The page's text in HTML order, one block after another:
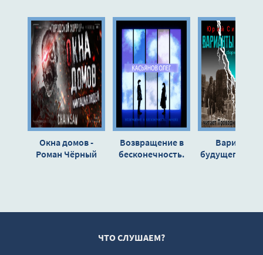
Окна домов -
Роман Чёрный
Возвращение в
бесконечность.
Варианты
будущего -
ЧТО СЛУШАЕМ?